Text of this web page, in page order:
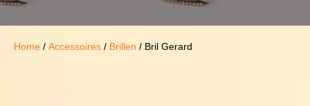
Home / Accessoires / Brillen / Bril Gerard